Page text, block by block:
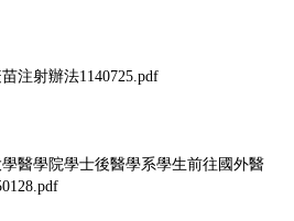
注射辦法1140725.pdf
學醫學院學士後醫學系學生前往國外醫